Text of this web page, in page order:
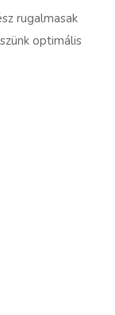
rugalmasak
optimális